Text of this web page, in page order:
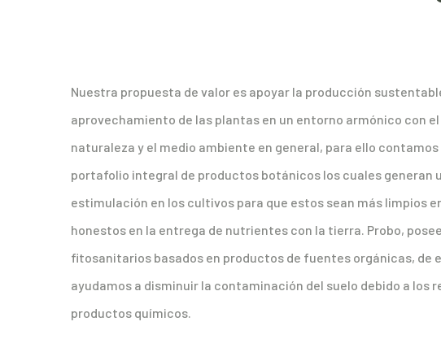
Nuestra propuesta de valor es apoyar la producción
aprovechamiento de las plantas en un entorno armónico con
naturaleza y el medio ambiente en general, para ello contamos
portafolio integral de productos botánicos los cuales generan
estimulación en los cultivos para que estos sean más limpios
honestos en la entrega de nutrientes con la tierra. Probo,
fitosanitarios basados en productos de fuentes orgánicas, de
ayudamos a disminuir la contaminación del suelo debido a los
productos químicos.